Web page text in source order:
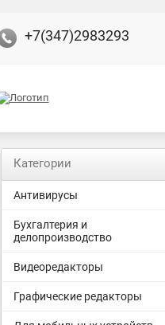
+7(347)2983293
Категории
Антивирусы
Бухгалтерия и
делопроизводство
Видеоредакторы
Графические редакторы